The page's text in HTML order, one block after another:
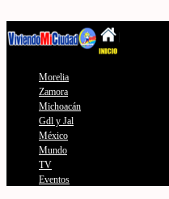
Morelia
Zamora
Michoacán
Gdl y Jal
México
Mundo
TV
Eventos